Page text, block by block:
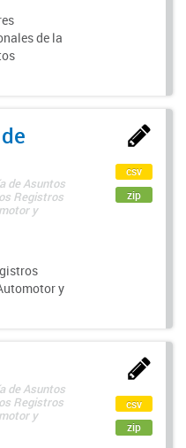
de la
de Asuntos
Registros
y
y
csv
zip
de Asuntos
Registros
y
csv
zip